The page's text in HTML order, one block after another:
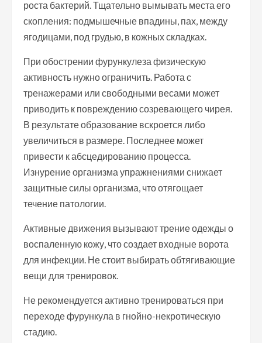
роста бактерий. Тщательно вымывать места его
скопления: подмышечные впадины, пах, между
ягодицами, под грудью, в кожных складках.
При обострении фурункулеза физическую
активность нужно ограничить. Работа с
тренажерами или свободными весами может
приводить к повреждению созревающего чирея.
В результате образование вскроется либо
увеличиться в размере. Последнее может
привести к абсцедированию процесса.
Изнурение организма упражнениями снижает
защитные силы организма, что отягощает
течение патологии.
Активные движения вызывают трение одежды о
воспаленную кожу, что создает входные ворота
для инфекции. Не стоит выбирать обтягивающие
вещи для тренировок.
Не рекомендуется активно тренироваться при
переходе фурункула в гнойно-некротическую
стадию.